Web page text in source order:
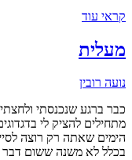
קראי עוד
מעלית
נועה רובין
כבר ברגע שנכנסתי
מתחילים להציק לי
הימים שאתה רק רוצה
בכלל לא משנה ששום דבר